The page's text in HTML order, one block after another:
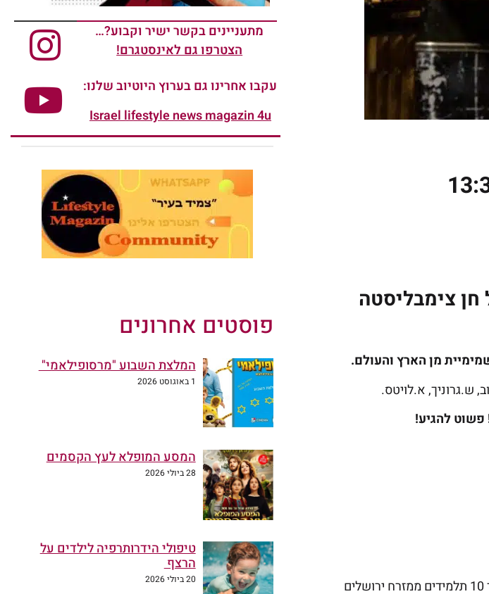
חן צימבליסטה
ש.גרוניך, א.לויטס.
– עם טניה בלצר (Belzer), מובילת תחום כלי הקשת לצד 10 תלמידים ממזרח ירושלים
מתעניינים בקשר ישיר וקבוע?…
הצטרפו גם לאינסטגרם!
עקבו אחרינו גם בערוץ היוטיוב שלנו:
Israel lifestyle news magazin 4u
פוסטים אחרונים
המלצת השבוע "מרסופילאמי"
1 באוגוסט 2026
המסע המופלא לעץ הקסמים
28 ביולי 2026
טיפולי הידרותרפיה לילדים על
הרצף
20 ביולי 2026